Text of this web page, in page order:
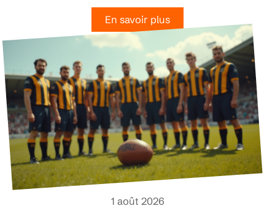
En savoir plus
1 août 2026